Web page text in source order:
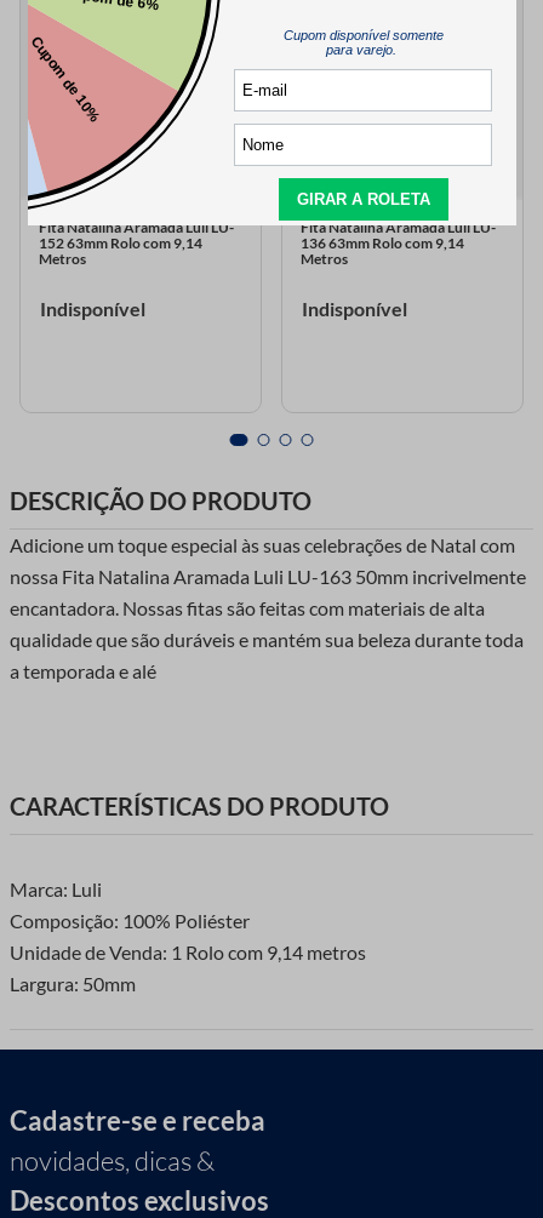
Fita Natalina Aramada Luli LU-
152 63mm Rolo com 9,14
Metros
Indisponível
Fita Natalina Aramada Luli LU-
136 63mm Rolo com 9,14
Metros
Indisponível
DESCRIÇÃO DO PRODUTO
Adicione um toque especial às suas celebrações de Natal com
nossa Fita Natalina Aramada Luli LU-163 50mm incrivelmente
encantadora. Nossas fitas são feitas com materiais de alta
qualidade que são duráveis e mantém sua beleza durante toda
a temporada e alé
CARACTERÍSTICAS DO PRODUTO
Marca: Luli
Composição: 100% Poliéster
Unidade de Venda: 1 Rolo com 9,14 metros
Largura: 50mm
Cadastre-se e receba
novidades, dicas &
Descontos exclusivos